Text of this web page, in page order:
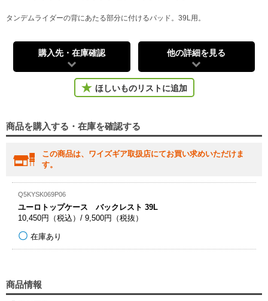
タンデムライダーの背にあたる部分に付けるパッド。39L用。
購入先・在庫確認 他の詳細を見る
ほしいものリストに追加
商品を購入する・在庫を確認する
この商品は、ワイズギア取扱店にてお買い求めいただけま
す。
Q5KYSK069P06
ユーロトップケース バックレスト 39L
10,450円（税込）/ 9,500円（税抜）
在庫あり
商品情報